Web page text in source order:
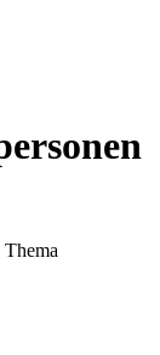
Thema